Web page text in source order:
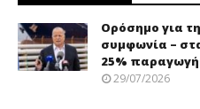
Ορόσημο για
συμφωνία –
25%
29/07/2026